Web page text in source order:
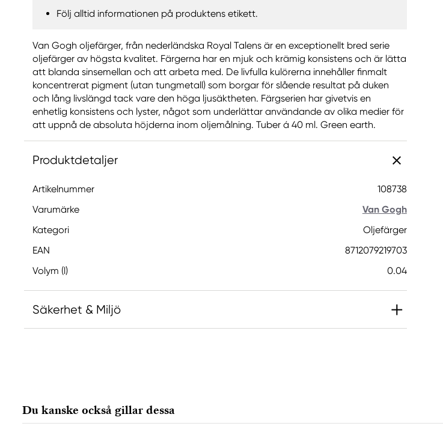
Följ alltid informationen på produktens etikett.
Van Gogh oljefärger, från nederländska Royal Talens är en exceptionellt bred serie
oljefärger av högsta kvalitet. Färgerna har en mjuk och krämig konsistens och är lätta
att blanda sinsemellan och att arbeta med. De livfulla kulörerna innehåller finmalt
koncentrerat pigment (utan tungmetall) som borgar för slående resultat på duken
och lång livslängd tack vare den höga ljusäktheten. Färgserien har givetvis en
enhetlig konsistens och lyster, något som underlättar användande av olika medier för
att uppnå de absoluta höjderna inom oljemålning. Tuber á 40 ml. Green earth.
Produktdetaljer
Artikelnummer
108738
Varumärke
Van Gogh
Kategori
Oljefärger
EAN
8712079219703
Volym (l)
0.04
Säkerhet & Miljö
7311 PD Apeldoorn, Netherlands
info@royaltalens.com
Du kanske också gillar dessa